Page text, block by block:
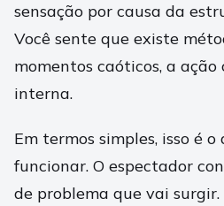
sensação por causa da
Você sente que existe
momentos caóticos, a
interna.
Em termos simples, isso é
funcionar. O espectador
de problema que vai